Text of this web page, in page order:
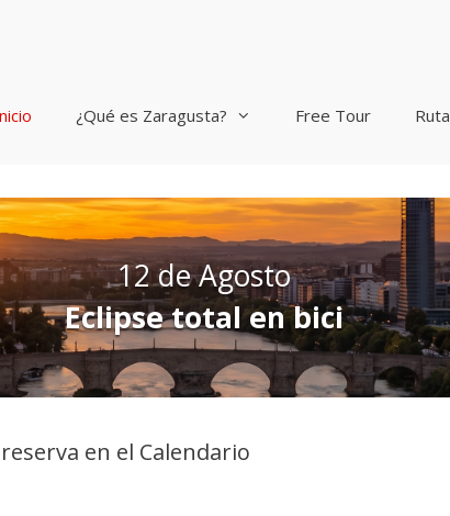
¿Qué es Zaragusta? Free Tour
12 de Agosto
Eclipse total en bici
en el Calendario